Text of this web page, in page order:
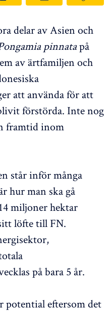
delar av Asien och
pinnatapå
av ärtfamiljen och
att använda för att
förstörda. Inte nog
framtid inom
står inför många
hur man ska gå
miljoner hektar
löfte till FN.
på bara 5 år.
potential eftersom det